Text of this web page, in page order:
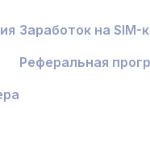
Заработок на SIM-
Реферальная